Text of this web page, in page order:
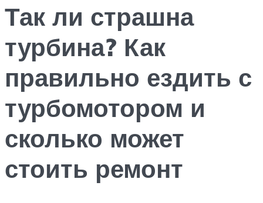
Так ли страшна
турбина? Как
правильно ездить с
турбомотором и
сколько может
стоить ремонт